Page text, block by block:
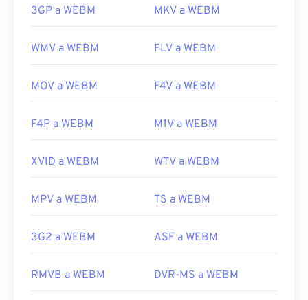
3GP a WEBM MKV a WEBM
WMV a WEBM FLV a WEBM
MOV a WEBM F4V a WEBM
F4P a WEBM M1V a WEBM
XVID a WEBM WTV a WEBM
MPV a WEBM TS a WEBM
3G2 a WEBM ASF a WEBM
RMVB a WEBM DVR-MS a WEBM